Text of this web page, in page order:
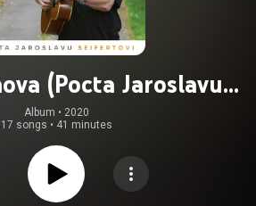
(Pocta Jaroslavu
Seifertovi)
Album • 2020
17 songs • 41 minutes